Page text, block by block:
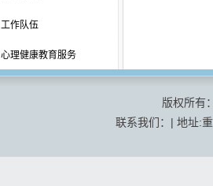
工作队伍
心理健康教育服务
版权所有
联系我们：| 地址: